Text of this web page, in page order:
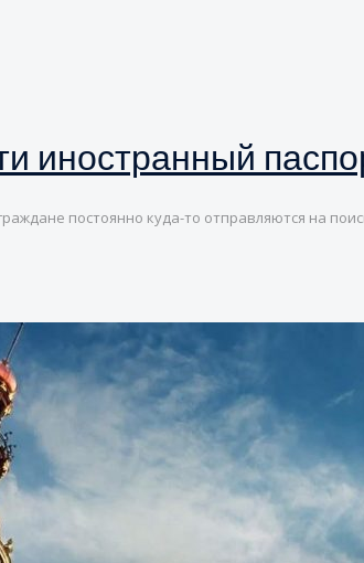
иностранный
постоянно куда-то отправляются на